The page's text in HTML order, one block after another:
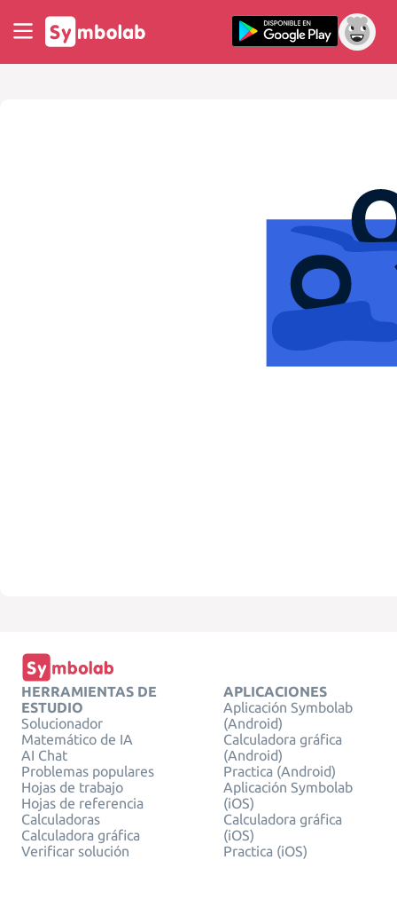
HERRAMIENTAS DE
ESTUDIO
Solucionador
Matemático de IA
AI Chat
Problemas populares
Hojas de trabajo
Hojas de referencia
Calculadoras
Calculadora gráfica
Verificar solución
APLICACIONES
Aplicación Symbolab
(Android)
Calculadora gráfica
(Android)
Practica (Android)
Aplicación Symbolab
(iOS)
Calculadora gráfica
(iOS)
Practica (iOS)